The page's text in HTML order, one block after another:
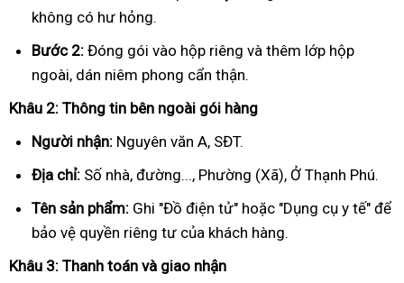
không có hư hỏng.
Bước 2: Đóng gói vào hộp riêng và thêm lớp hộp
ngoài, dán niêm phong cẩn thận.
Khâu 2: Thông tin bên ngoài gói hàng
Người nhận: Nguyên văn A, SĐT.
Địa chỉ: Số nhà, đường..., Phường (Xã), Ở Thạnh Phú.
Tên sản phẩm: Ghi "Đồ điện tử" hoặc "Dụng cụ y tế" để
bảo vệ quyền riêng tư của khách hàng.
Khâu 3: Thanh toán và giao nhận